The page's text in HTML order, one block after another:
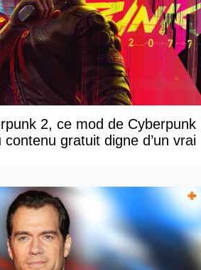
2, ce mod de Cyberpunk
gratuit digne d’un vrai